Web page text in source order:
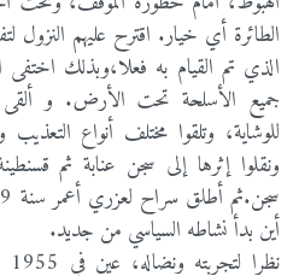
الطائرة أي خيار. اقترح عليهم النزول
الذي تم القيام به فعلا،وبذلك
جميع الأسلحة تحت الأرض. و
للوشاية، وتلقوا مختلف أنواع
ونقلوا إثرها إلى سجن عنابة ثم
أين بدأ نشاطه السياسي من جديد.